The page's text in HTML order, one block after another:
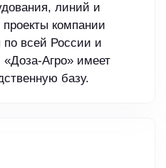
линий и
компании
всей России и
Агро» имеет
базу.